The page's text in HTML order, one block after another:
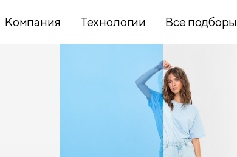
Презентационное
Компания Технологии Все подборы